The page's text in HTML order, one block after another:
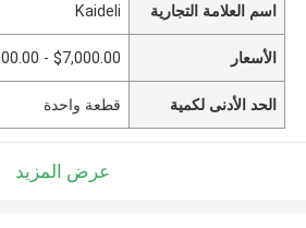
اسم العلامة التجارية Kaideli
الأسعار $7,000.00 - $70,000.00/sets
الحد الأدنى لكمية قطعة واحدة
عرض المزيد